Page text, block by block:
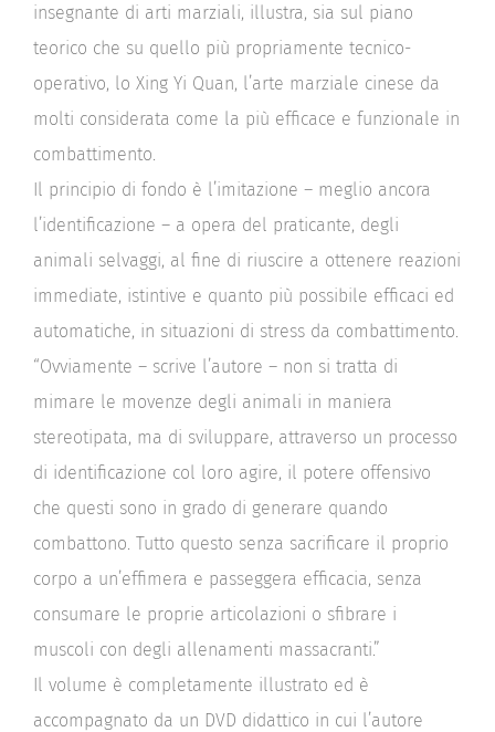
insegnante di arti marziali, illustra, sia sul piano
teorico che su quello più propriamente tecnico-
operativo, lo Xing Yi Quan, l’arte marziale cinese da
molti considerata come la più efficace e funzionale in
combattimento.
Il principio di fondo è l’imitazione – meglio ancora
l’identificazione – a opera del praticante, degli
animali selvaggi, al fine di riuscire a ottenere reazioni
immediate, istintive e quanto più possibile efficaci ed
automatiche, in situazioni di stress da combattimento.
“Ovviamente – scrive l’autore – non si tratta di
mimare le movenze degli animali in maniera
stereotipata, ma di sviluppare, attraverso un processo
di identificazione col loro agire, il potere offensivo
che questi sono in grado di generare quando
combattono. Tutto questo senza sacrificare il proprio
corpo a un’effimera e passeggera efficacia, senza
consumare le proprie articolazioni o sfibrare i
muscoli con degli allenamenti massacranti.”
Il volume è completamente illustrato ed è
accompagnato da un DVD didattico in cui l’autore